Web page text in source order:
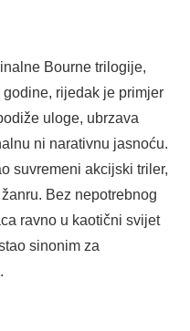
Bourne trilogije,
godine, rijedak je primjer
uloge, ubrzava
ni narativnu jasnoću.
suvremeni akcijski triler,
Bez nepotrebnog
ravno u kaotični svijet
sinonim za